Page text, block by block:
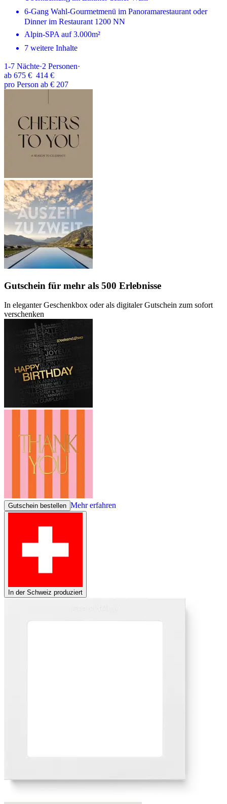
6-Gang Wahl-Gourmetmenü im Panoramarestaurant oder
Dinner im Restaurant 1200 NN
Alpin-SPA auf 3.000m²
7 weitere Inhalte
1-7 Nächte·2 Personen·
ab 675 € 414 €
pro Person ab € 207
Gutschein für mehr als 500 Erlebnisse
In eleganter Geschenkbox oder als digitaler Gutschein zum sofort
verschenken
Gutschein bestellen Mehr erfahren
In der Schweiz produziert